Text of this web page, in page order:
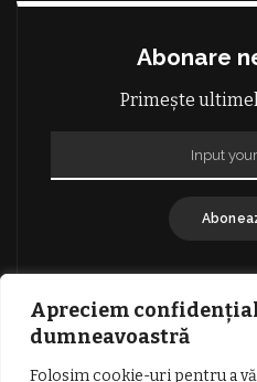
Apreciem
dumneavoastră
Folosim cookie-uri pentru a
Abonare
Primește